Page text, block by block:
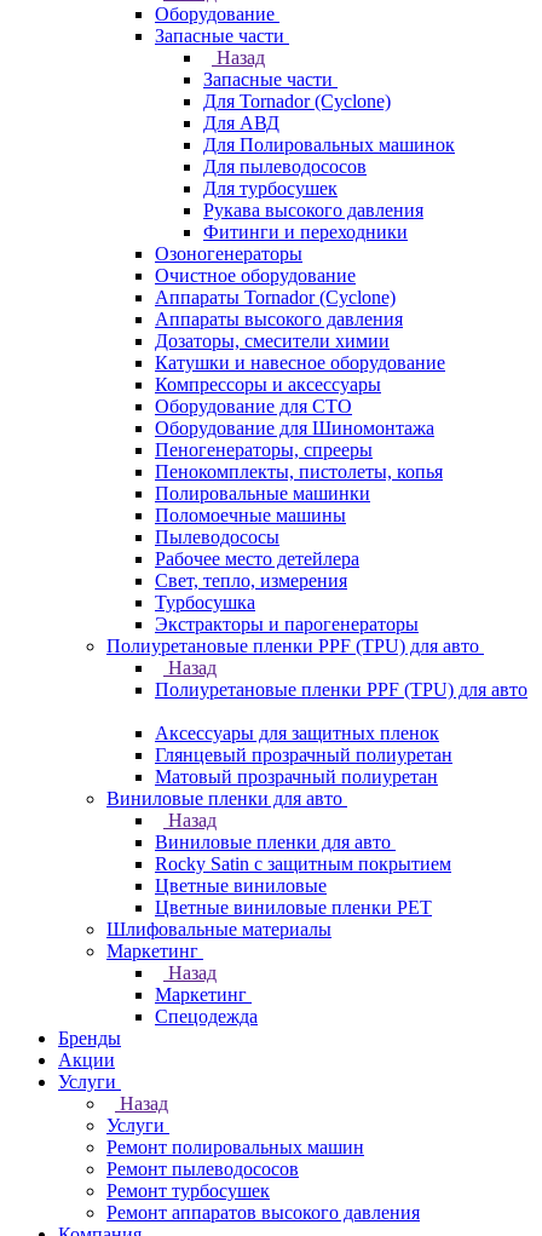
Оборудование
Запасные части
Назад
Запасные части
Для Tornador (Cyclone)
Для АВД
Для Полировальных машинок
Для пылеводососов
Для турбосушек
Рукава высокого давления
Фитинги и переходники
Озоногенераторы
Очистное оборудование
Аппараты Tornador (Cyclone)
Аппараты высокого давления
Дозаторы, смесители химии
Катушки и навесное оборудование
Компрессоры и аксессуары
Оборудование для СТО
Оборудование для Шиномонтажа
Пеногенераторы, спрееры
Пенокомплекты, пистолеты, копья
Полировальные машинки
Поломоечные машины
Пылеводососы
Рабочее место детейлера
Свет, тепло, измерения
Турбосушка
Экстракторы и парогенераторы
Полиуретановые пленки PPF (TPU) для авто
Назад
Полиуретановые пленки PPF (TPU) для авто
Аксессуары для защитных пленок
Глянцевый прозрачный полиуретан
Матовый прозрачный полиуретан
Виниловые пленки для авто
Назад
Виниловые пленки для авто
Rocky Satin с защитным покрытием
Цветные виниловые
Цветные виниловые пленки PET
Шлифовальные материалы
Маркетинг
Назад
Маркетинг
Спецодежда
Бренды
Акции
Услуги
Назад
Услуги
Ремонт полировальных машин
Ремонт пылеводососов
Ремонт турбосушек
Ремонт аппаратов высокого давления